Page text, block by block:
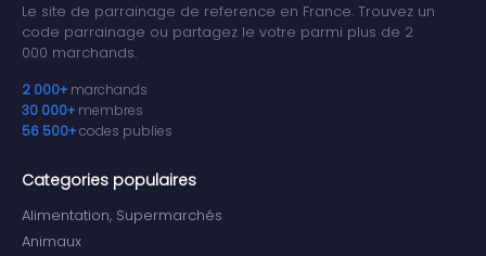
Le site de parrainage de reference en France. Trouvez un
code parrainage ou partagez le votre parmi plus de 2
000 marchands.
2 000+ marchands
30 000+ membres
56 500+codes publies
Categories populaires
Alimentation, Supermarchés
Animaux